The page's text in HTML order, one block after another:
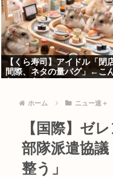
【くら寿司】アイドル「閉
間際、ネタの量バグ」←こ
ホーム ニュー速＋
【国際】ゼ
部隊派遣協
整う」